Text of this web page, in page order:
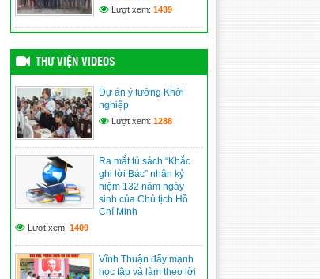
(09/06/2026)
XÃ VĨNH BÌNH TỔ CHỨC
TRIỂN LÃM ẢNH KỶ NIỆM
115 NĂM NGÀY BÁC HỒ
NƯỚC
(09/06/2026)
An Giang: Cán bộ, người
dân học tập, noi theo
gương Bác từ “Không gian
văn hóa Hồ Chí Minh”
(09/06/2026)
Lượt xem: 1439
THƯ VIỆN VIDEOS
Dự án ý tưởng Khởi
nghiệp
Lượt xem: 1288
Ra mắt tủ sách “Khắc
ghi lời Bác” nhân kỷ
niệm 132 năm ngày
sinh của Chủ tịch Hồ
Chí Minh
Lượt xem: 1409
Vĩnh Thuận đẩy mạnh
học tập và làm theo lời